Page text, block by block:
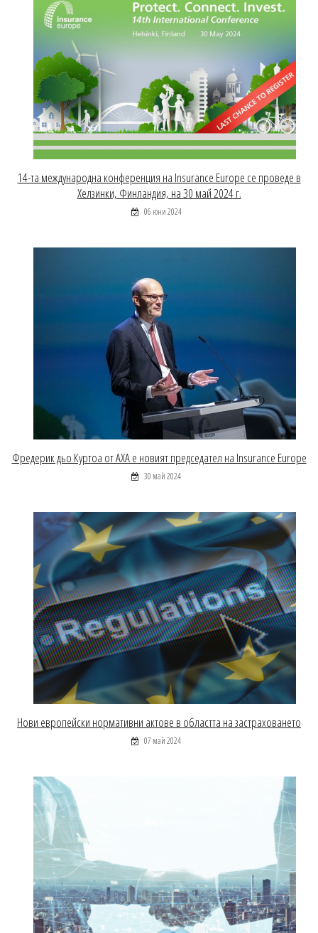
14-та международна конференция на Insurance Europe се проведе в
Хелзинки, Финландия, на 30 май 2024 г.
06 юни 2024
Фредерик дьо Куртоа от AXA е новият председател на Insurance Europe
30 май 2024
Нови европейски нормативни актове в областта на застраховането
07 май 2024